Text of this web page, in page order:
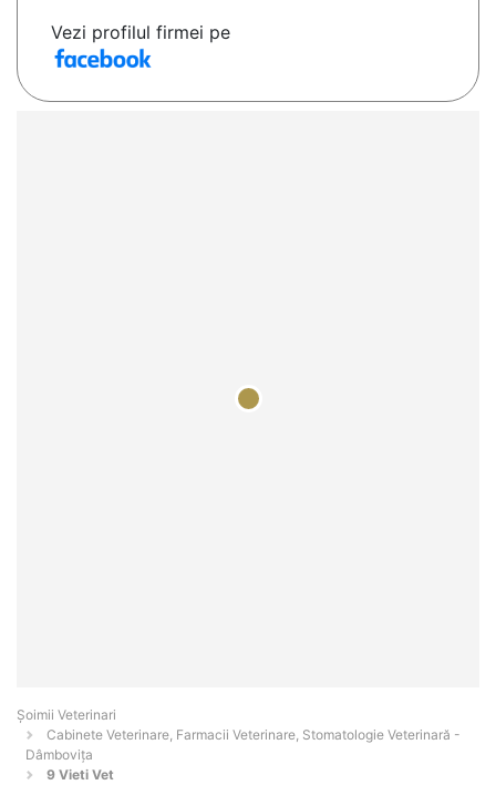
Vezi profilul firmei pe
Șoimii Veterinari
Cabinete Veterinare, Farmacii Veterinare, Stomatologie Veterinară -
Dâmboviţa
9 Vieti Vet